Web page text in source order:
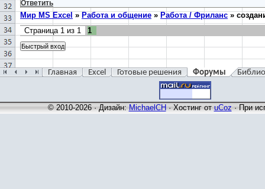
Ответить
Мир MS Excel » Работа и общение » Работа / Фриланс »
Страница 1 из 1 1
Главная Excel Готовые решения Форумы
© 2010-2026 · Дизайн: MichaelCH · Хостинг от uCoz · При